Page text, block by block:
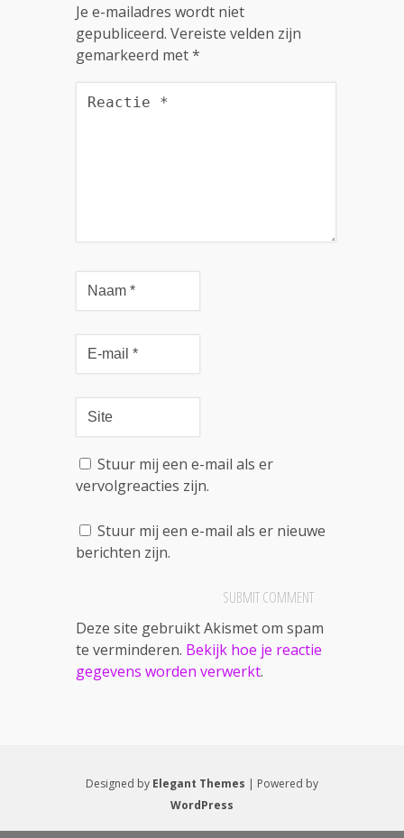
Je e-mailadres wordt niet
gepubliceerd. Vereiste velden zijn
gemarkeerd met*
Stuur mij een e-mail als er
vervolgreacties zijn.
Stuur mij een e-mail als er nieuwe
berichten zijn.
Deze site gebruikt Akismet om spam
te verminderen. Bekijk hoe je reactie
gegevens worden verwerkt.
Designed by Elegant Themes | Powered by
WordPress